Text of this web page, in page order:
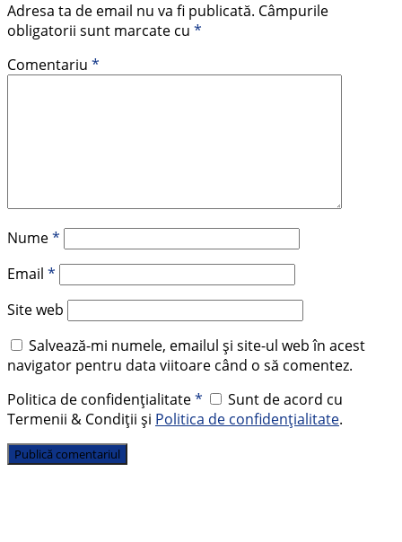
Adresa ta de email nu va fi publicată. Câmpurile
obligatorii sunt marcate cu *
Comentariu *
Nume*
Email *
Site web
Salvează-mi numele, emailul și site-ul web în acest
navigator pentru data viitoare când o să comentez.
Politica de confidențialitate*
Sunt de acord cu
Termenii & Condiții și Politica de confidențialitate.